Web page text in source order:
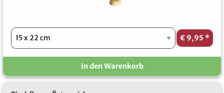
€ 9,95 *
In den Warenkorb